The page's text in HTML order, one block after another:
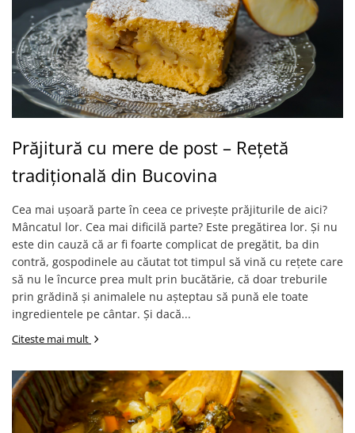
Prăjitură cu mere de post – Rețetă
tradițională din Bucovina
Cea mai ușoară parte în ceea ce privește prăjiturile de aici?
Mâncatul lor. Cea mai dificilă parte? Este pregătirea lor. Și nu
este din cauză că ar fi foarte complicat de pregătit, ba din
contră, gospodinele au căutat tot timpul să vină cu rețete care
să nu le încurce prea mult prin bucătărie, că doar treburile
prin grădină și animalele nu așteptau să pună ele toate
ingredientele pe cântar. Și dacă...
Citeste mai mult